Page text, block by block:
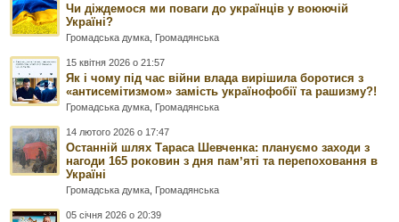
Чи діждемося ми поваги до українців у воюючій
Україні?
Громадська думка Громадянська
15 квітня 2026 о 21:57
Як і чому під час війни влада вирішила боротися з
«антисемітизмом» замість українофобії та рашизму?!
Громадська думка Громадянська
14 лютого 2026 о 17:47
Останній шлях Тараса Шевченка: плануємо заходи з
нагоди 165 роковин з дня памʼяті та перепоховання в
Україні
Громадська думка Громадянська
05 січня 2026 о 20:39